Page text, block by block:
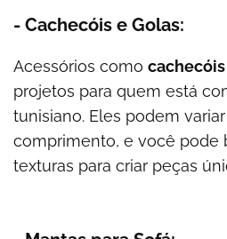
- Cachecóis e Golas:
Acessórios como cachecóis
projetos para quem está
tunisiano. Eles podem
comprimento, e você pode
texturas para criar peças